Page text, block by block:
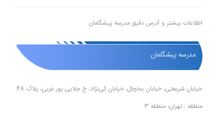
اطلاعات بیشتر و آدرس دقیق مدرسه پیشگامان
مدرسه پیشگامان
خیابان شریعتی، خیابان یخچال، خیابان کی‌نژاد، خ جلایی پور غربی، پلاک 48
منطقه : تهران، منطقه 3